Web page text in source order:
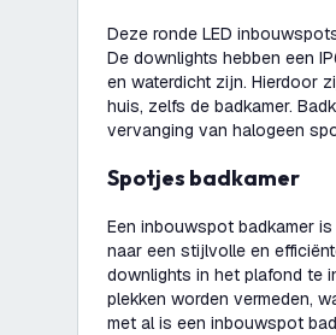
Deze ronde LED
De downlights hebben een
en waterdicht zijn. Hierdoor
huis, zelfs de badkamer.
vervanging van halogeen
Spotjes badkamer
Een inbouwspot badkamer
naar een stijlvolle en
downlights in het plafond te
plekken worden vermeden,
met al is een inbouwspot